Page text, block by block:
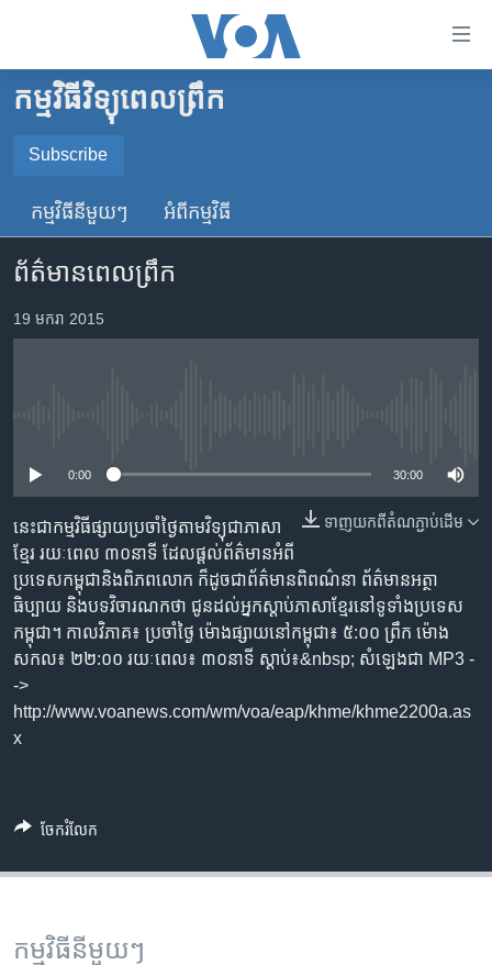
គេហទំព័រ​
ទាក់ទង
រំលង​
ទំព័រ​
ព័ត៌មាន​​
តែ​
ម្តង
រចនា
សម្ព័ន្ធ​
រំលង​
និង​
ចូល​
ទៅ​
កាន់​
ទំព័រ​
ស្វែង​
រក
កម្ពុជា
អន្តរជាតិ
ចិន
ហេឡូវីអូអេ
កម្ពុជាច្នៃប្រតិដ្ឋ
កម្មវិធីទាំងអស់
Khmer English
បណ្តាញ​សង្គម
កម្មវិធីវិទ្យុពេលព្រឹក
Subscribe
SUBSCRIBE
កម្មវិធី​នីមួយៗ អំពី​កម្មវិធី​
ព័ត៌មានពេលព្រឹក
19 មករា 2015
0:00 30:00
ទាញ​យក​ពី​តំណភ្ជាប់​ដើម
នេះជា​កម្ម​វិធីផ្សាយ​ប្រចាំថ្ងៃ​តាម​វិទ្យុ​ជា​ភាសា​
ខ្មែរ​ រយៈ​ពេល​ ៣០​​នាទី ដែល​ផ្តល់​ព័ត៌មាន​អំពី​
ប្រទេស​កម្ពុជា​និង​ពិភព​លោក​ ក៏ដូច​​ជា​ព័ត៌មាន​ពិពណ៌នា​ ព័ត៌មាន​អត្ថា​
ធិប្បាយ​ និង​បទ​​វិចារណកថា​ ជូន​ដល់​អ្នក​ស្តាប់​ភាសា​ខ្មែរ​នៅ​ទូទាំង​ប្រទេស​
កម្ពុជា។ កាល​វិភាគ៖ ប្រចាំ​ថ្ងៃ ម៉ោង​ផ្សាយ​នៅ​កម្ពុជា៖ ៥:០០ ព្រឹក ម៉ោង​
សកល៖ ២២:០០ រយៈពេល៖ ៣០​នាទី ស្តាប់​៖&nbsp; សំឡេងជា​ MP3 -
->
http://www.voanews.com/wm/voa/eap/khme/khme2200a.as
x
ចែករំលែក
កម្មវិធី​នីមួយៗ